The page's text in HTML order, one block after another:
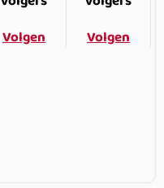
Volgen
Volgen